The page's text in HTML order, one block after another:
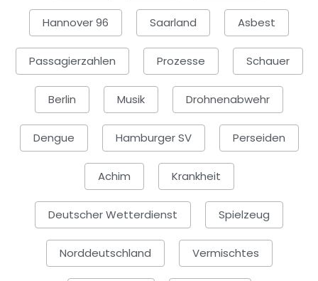
Hannover 96 Saarland Asbest
Passagierzahlen Prozesse Schauer
Berlin Musik Drohnenabwehr
Dengue Hamburger SV Perseiden
Achim Krankheit
Deutscher Wetterdienst Spielzeug
Norddeutschland Vermischtes